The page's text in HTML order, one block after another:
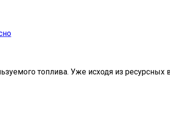
топлива. Уже исходя из